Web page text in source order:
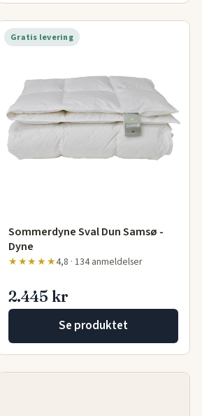
Gratis levering
Sommerdyne Sval Dun Samsø -
Dyne
★★★★★4,8 · 134 anmeldelser
2.445 kr
Se produktet